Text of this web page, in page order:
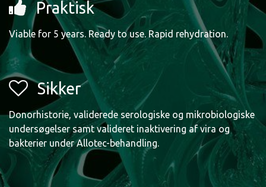
Praktisk
Viable for 5 years. Ready to use. Rapid rehydration.
Sikker
Donorhistorie, validerede serologiske og mikrobiologiske
undersøgelser samt valideret inaktivering af vira og
bakterier under Allotec-behandling.​